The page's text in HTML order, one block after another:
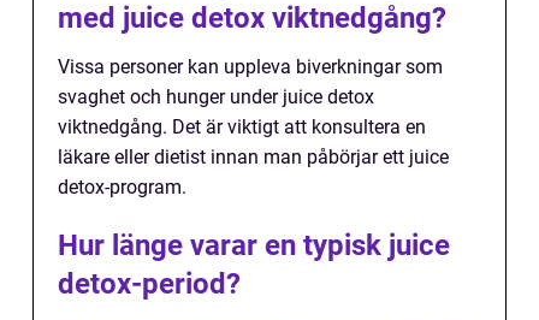
med juice detox viktnedgång?
Vissa personer kan uppleva biverkningar som
svaghet och hunger under juice detox
viktnedgång. Det är viktigt att konsultera en
läkare eller dietist innan man påbörjar ett juice
detox-program.
Hur länge varar en typisk juice
detox-period?